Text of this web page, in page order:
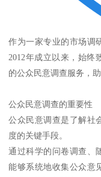
作为一家专业的市场调
2012年成立以来，始终
的公众民意调查服务，
公众民意调查的重要性
公众民意调查是了解社
度的关键手段。
通过科学的问卷调查、
能够系统地收集公众意